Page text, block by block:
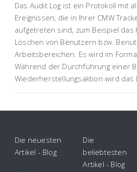
Das Audit Log ist ein Protokoll mit
Ereignissen, die in Ihrer CMW
aufgetreten sind, zum Beispiel das
Löschen von Benutzern bzw.
Arbeitsbereichen. Es wird im
Während der Durchführung einer
Wiederherstellungsaktion wird das
Die neuesten
Artikel - Blog
Die
beliebtesten
Artikel - Blog